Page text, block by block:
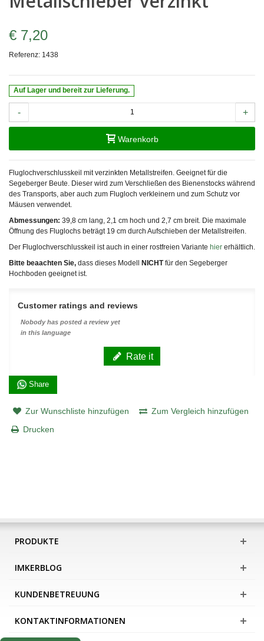
€ 7,20
Referenz: 1438
Auf Lager und bereit zur Lieferung.
- +
Warenkorb
Fluglochverschlusskeil mit verzinkten Metallstreifen. Geeignet für die
Segeberger Beute. Dieser wird zum Verschließen des Bienenstocks während
des Transports, aber auch zum Flugloch verkleinern und zum Schutz vor
Mäusen verwendet.
Abmessungen: 39,8 cm lang, 2,1 cm hoch und 2,7 cm breit. Die maximale
Öffnung des Fluglochs beträgt 19 cm durch Aufschieben der Metallstreifen.
Der Fluglochverschlusskeil ist auch in einer rostfreien Variante hier erhältlich.
Bitte beaachten Sie, dass dieses Modell NICHTfür den Segeberger
Hochboden geeignet ist.
Customer ratings and reviews
Nobody has posted a review yet
in this language
Rate it
Share
Zur Wunschliste hinzufügen
Zum Vergleich hinzufügen
Drucken
PRODUKTE
IMKERBLOG
KUNDENBETREUUNG
KONTAKTINFORMATIONEN